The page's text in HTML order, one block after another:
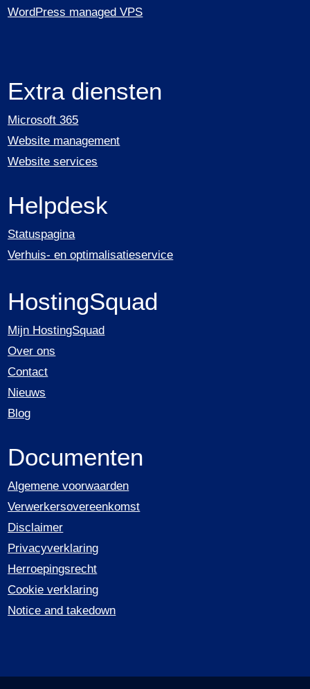
WordPress managed VPS
Extra diensten
Microsoft 365
Website management
Website services
Helpdesk
Statuspagina
Verhuis- en optimalisatieservice
HostingSquad
Mijn HostingSquad
Over ons
Contact
Nieuws
Blog
Documenten
Algemene voorwaarden
Verwerkersovereenkomst
Disclaimer
Privacyverklaring
Herroepingsrecht
Cookie verklaring
Notice and takedown